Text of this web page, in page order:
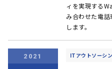
ィを実現する
み合わせた電
します。
2021 ITアウトソーシ